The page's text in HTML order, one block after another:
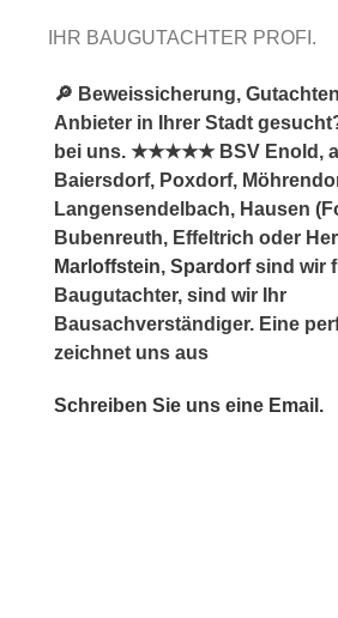
IHR BAUGUTACHTER PROFI.
🔎 Beweissicherung,
Anbieter in Ihrer Stadt
bei uns. ★★★★★ BSV Enold,
Baiersdorf, Poxdorf,
Langensendelbach, Hausen
Bubenreuth, Effeltrich oder
Marloffstein, Spardorfsind wir
Baugutachter, sind wir Ihr
Bausachverständiger. Eine
zeichnet uns aus
Schreiben Sie uns eine Email.